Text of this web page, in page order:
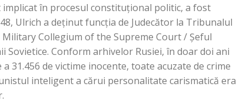
în procesul constituțional politic, a fost
Ulrich a deținut funcția de Judecător la Tribunalul
Collegium of the Supreme Court / Șeful
Conform arhivelor Rusiei, în doar doi ani
31.456 de victime inocente, toate acuzate de crime
inteligent a cărui personalitate carismatică era